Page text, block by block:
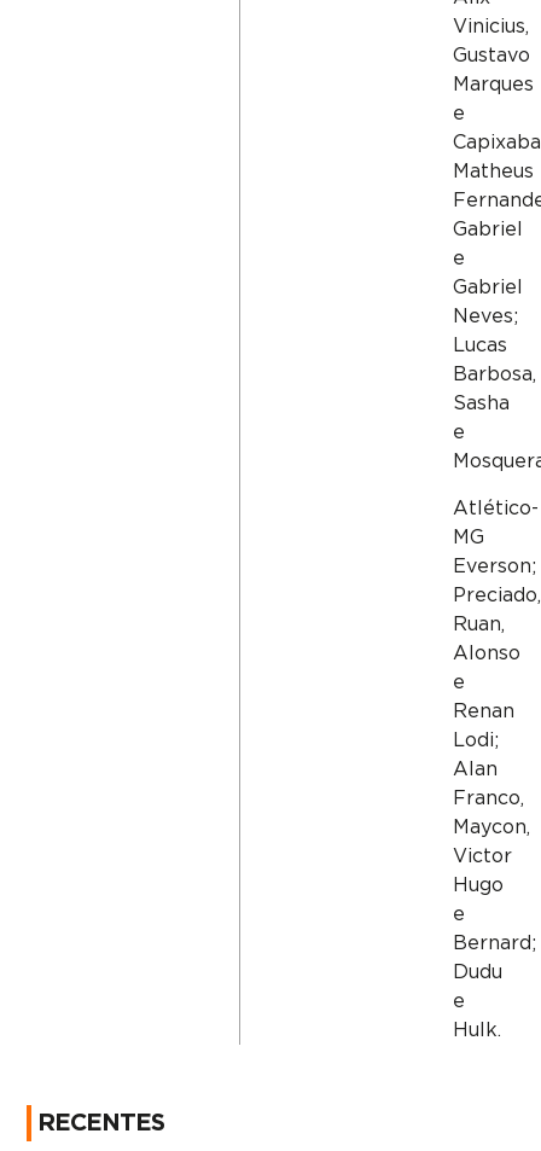
Vinicius,
Gustavo
Marques
e
Matheus
Gabriel
e
Gabriel
Neves;
Lucas
Barbosa,
Sasha
e
Atlético-
MG
Everson;
Preciado,
Ruan,
Alonso
e
Renan
Lodi;
Alan
Franco,
Maycon,
Victor
Hugo
e
Bernard;
Dudu
e
Hulk.
RECENTES